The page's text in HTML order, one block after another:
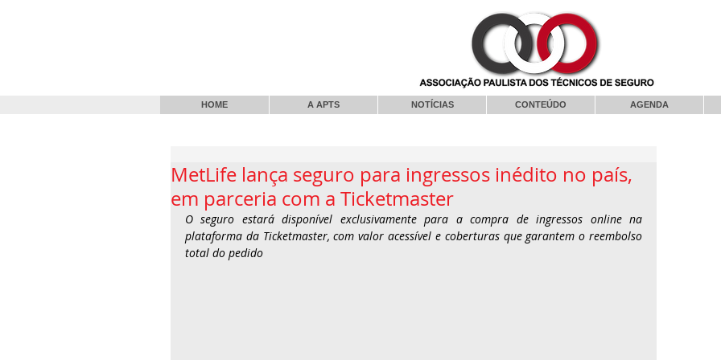
HOME A APTS NOTÍCIAS CONTEÚDO AGENDA
MetLife lança seguro para ingressos inédito no país,
em parceria com a Ticketmaster
O seguro estará disponível exclusivamente para a compra de ingressos online na
plataforma da Ticketmaster, com valor acessível e coberturas que garantem o reembolso
total do pedido